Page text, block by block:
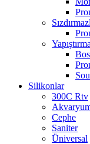
Yapıştırma
Silikonlar
300C Rtv
Cephe
Saniter
Üniversal